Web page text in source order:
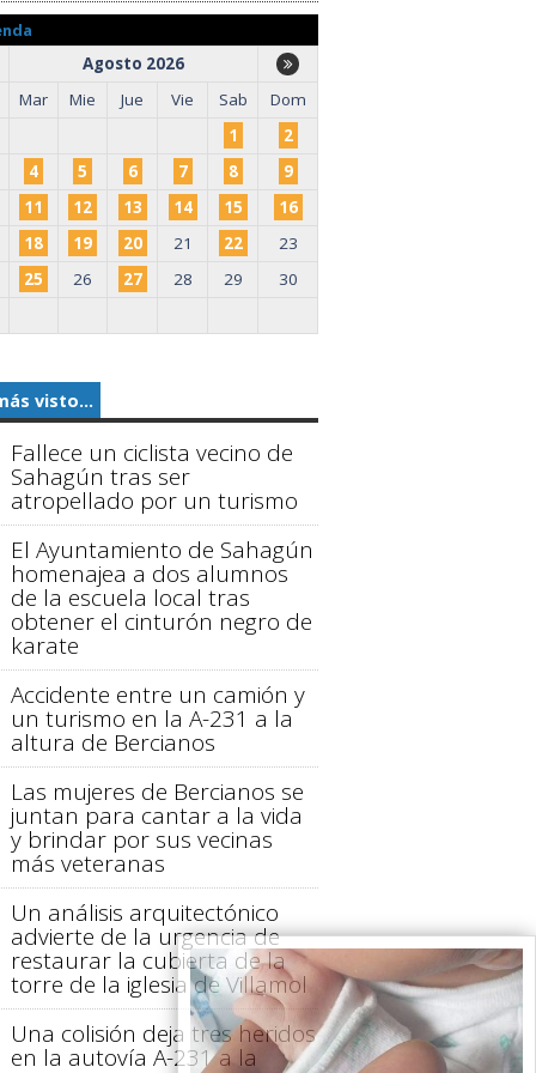
Agosto 2026
Mar Mie Jue Vie Sab
Dom
1
2
4 5 6 7 8
9
11 12 13 14 15
16
18 19 20 21 22
23
25 26 27 28 29
30
visto...
Fallece un ciclista vecino de
Sahagún tras ser
atropellado por un turismo
El Ayuntamiento de Sahagún
homenajea a dos alumnos
de la escuela local tras
obtener el cinturón negro de
karate
Accidente entre un camión y
un turismo en la A-231 a la
altura de Bercianos
Las mujeres de Bercianos se
juntan para cantar a la vida
y brindar por sus vecinas
más veteranas
Un análisis arquitectónico
advierte de la urgencia de
restaurar la cubierta de la
torre de la iglesia de Villamol
Una colisión deja tres heridos
en la autovía A-231 a la